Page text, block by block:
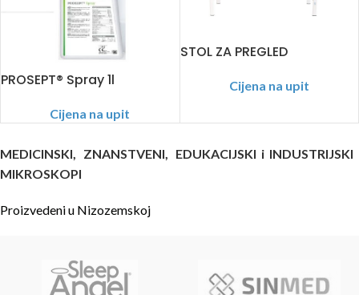
PROSEPT® Spray 1l
Cijena na upit
STOL ZA PREGLED
Cijena na upit
MEDICINSKI, ZNANSTVENI, EDUKACIJSKI i INDUSTRIJSKI
MIKROSKOPI
Proizvedeni u Nizozemskoj